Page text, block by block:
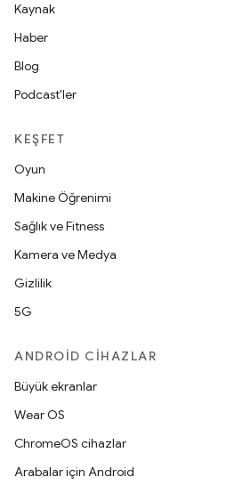
Kaynak
Haber
Blog
Podcast'ler
KEŞFET
Oyun
Makine Öğrenimi
Sağlık ve Fitness
Kamera ve Medya
Gizlilik
5G
ANDROID CIHAZLAR
Büyük ekranlar
Wear OS
ChromeOS cihazlar
Arabalar için Android